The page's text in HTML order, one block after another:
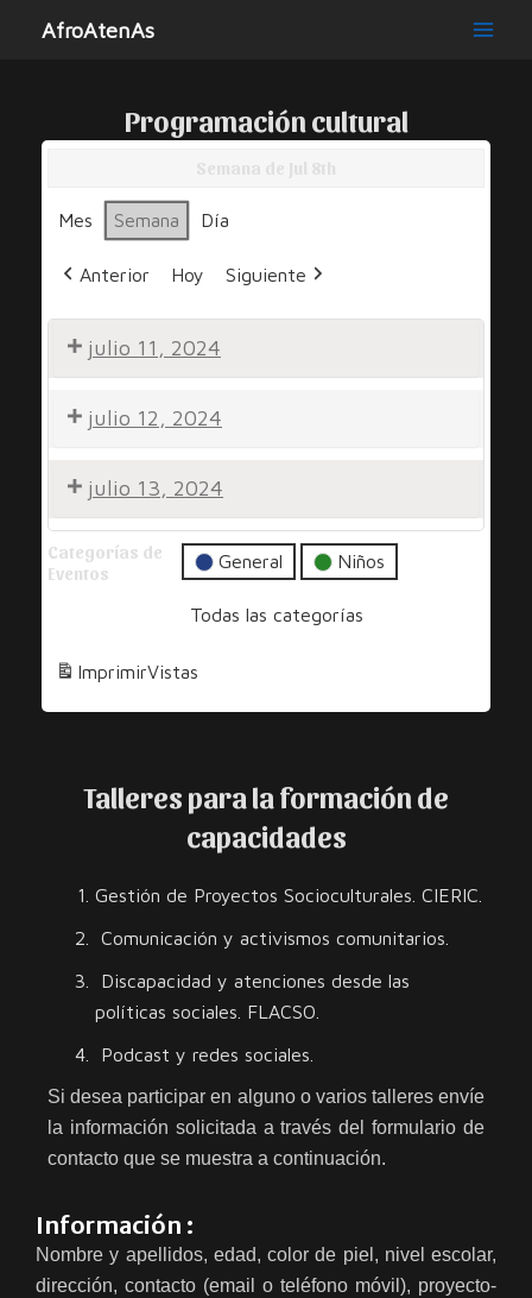
AfroAtenAs
Programación cultural
Mes Semana Día
Anterior Hoy Siguiente
julio 11, 2024
Una julio 12, 2024
Comunitaria
de
Audiovisuales
julio 13, 2024
Peña
Rumbeando
Noche
por
los
Derechos
Categorías de
Eventos
General Niños
Todas las categorías
ImprimirVistas
Talleres para la formación de
capacidades
Gestión de Proyectos Socioculturales. CIERIC.
Comunicación y activismos comunitarios.
Discapacidad y atenciones desde las
políticas sociales. FLACSO.
Podcast y redes sociales.
Si desea participar en alguno o varios talleres envíe
la información solicitada a través del formulario de
contacto que se muestra a continuación.
Información :
Nombre y apellidos, edad, color de piel, nivel escolar,
dirección, contacto (email o teléfono móvil), proyecto-